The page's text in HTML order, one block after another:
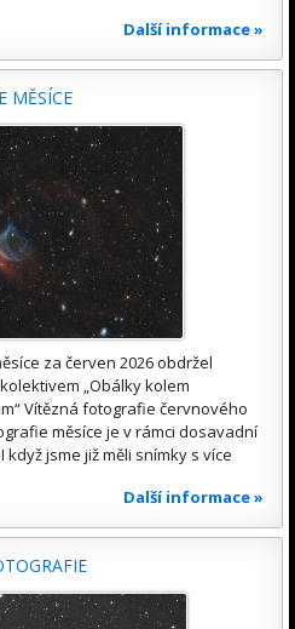
Další informace »
MĚSÍCE
za červen 2026 obdržel
„Obálky kolem
Vítězná fotografie červnového
měsíce je v rámci dosavadní
jsme již měli snímky s více
Další informace »